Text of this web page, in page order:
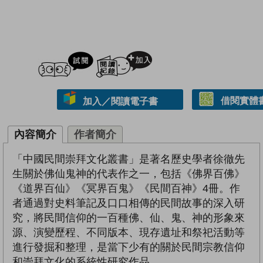
試閲
加入／閱讀電子書 借閱實體
內容簡介 作者簡介
「中國民間崇拜文化叢書」是著名歷史學者徐徹先
生關於佛仙鬼神的代表作之一，包括《佛界百佛》
《道界百仙》《冥界百鬼》《民間百神》4冊。作
者通過對史料筆記及口口相傳的民間故事的深入研
究，將民間信仰的一百種佛、仙、鬼、神的形象來
源、演變歷程、不同版本、現存遺址和祭祀活動等
進行發掘和整理，是當下少有的關於民間宗教信仰